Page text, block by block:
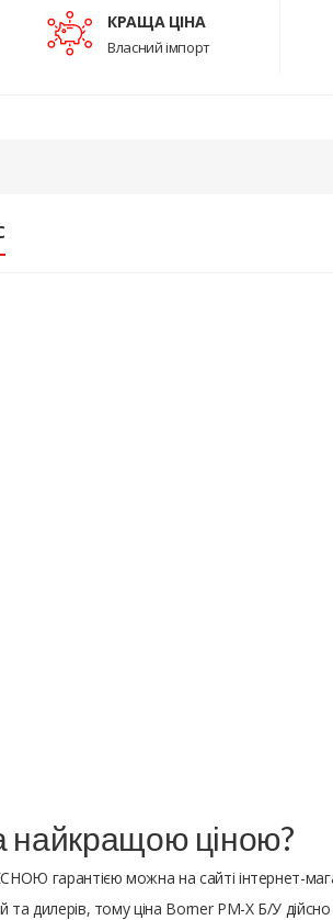
КРАЩА ЦІНА
Власний імпорт
найкращою ціною?
гарантією можна на сайті інтернет-
дилерів, тому ціна Borner PM-X Б/У